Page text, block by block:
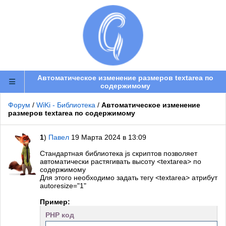
Автоматическое изменение размеров textarea по
содержимому
Форум / WiKi - Библиотека / Автоматическое изменение
размеров textarea по содержимому
1) Павел 19 Марта 2024 в 13:09
Стандартная библиотека js скриптов позволяет
автоматически растягивать высоту <textarea> по
содержимому
Для этого необходимо задать тегу <textarea> атрибут
autoresize="1"
Пример:
PHP код